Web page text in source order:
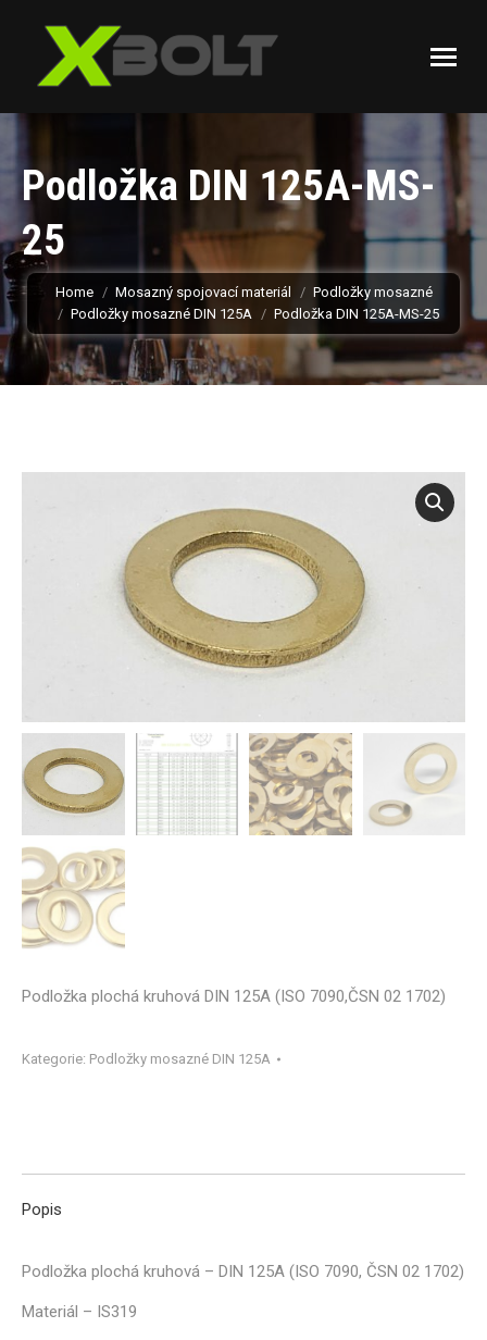
Podložka DIN 125A-MS-
25
You are here:
Home Mosazný spojovací materiál
Podložky mosazné
Podložky mosazné DIN 125A
Podložka DIN 125A-MS-25
Podložka plochá kruhová DIN 125A (ISO 7090,ČSN 02 1702)
Kategorie: Podložky mosazné DIN 125A
Popis
Podložka plochá kruhová – DIN 125A (ISO 7090, ČSN 02 1702)
Materiál – IS319